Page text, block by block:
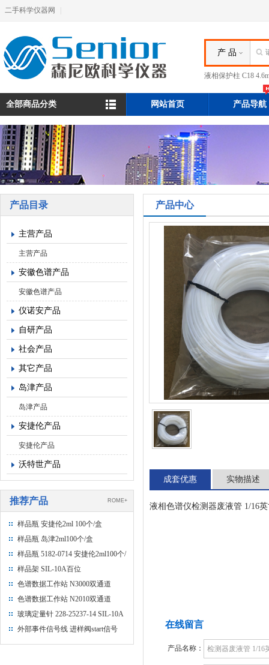
二手科学仪器网
产 品
液相保护柱 C18
全部商品分类 网站首页 产品导航
产品目录
主营产品
主营产品
安徽色谱产品
安徽色谱产品
仪诺安产品
自研产品
社会产品
其它产品
岛津产品
岛津产品
安捷伦产品
安捷伦产品
沃特世产品
推荐产品 ROME+
样品瓶 安捷伦2ml 100个/盒
样品瓶 岛津2ml100个/盒
样品瓶 5182-0714 安捷伦2ml100个/
盒
样品架 SIL-10A百位
色谱数据工作站 N3000双通道
色谱数据工作站 N2010双通道
玻璃定量针 228-25237-14 SIL-10A
推杆
外部事件信号线 进样阀start信号
产品中心
成套优惠 实物描述
液相色谱仪检测器废液管 1/16
在线留言
产品名称：